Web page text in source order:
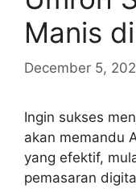
Manis
December 5,
Ingin sukses
akan memandu
yang efektif,
pemasaran